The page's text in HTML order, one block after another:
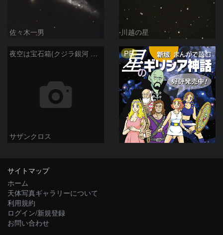
佐々木一男 川越の星
夜空は宝石箱(クジラ銀河 NGC4631) Seestar50
サザンクロス
PR
サイトマップ
ホーム
天体写真ギャラリーについて
利用規約
ログイン/新規登録
お問い合わせ